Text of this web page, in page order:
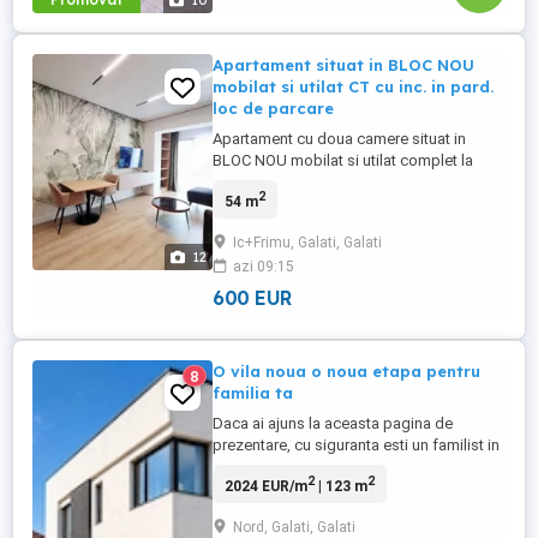
12
Apartament situat in BLOC NOU
mobilat si utilat CT cu inc. in pard.
loc de parcare
Apartament cu doua camere situat in
BLOC NOU mobilat si utilat complet la
spre inchiriere un apartament format din
un BLOC NOU, finisat complet, mobilat si
utilat modern. Dotat cu centrala termica si
sistem de incalzire ...
54 m2
Ic+Frimu, Galati, Galati
azi 09:15
600 EUR
8
O vila noua o noua etapa pentru
familia ta
Daca ai ajuns la aceasta pagina de
prezentare, cu siguranta esti un familist in
pentru cei dragi. Bucura-te, este foarte
ceea ce cauti. O casa noua, receptionata
2024 EUR/m2| 123 m2
Nord, Galati, Galati